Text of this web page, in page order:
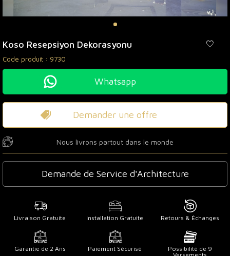
Koso Resepsiyon Dekorasyonu
Code produit : 9730
Whatsapp
Demander une offre
Nous livrons partout dans le monde
Demande de Service d'Architecture
Livraison Gratuite Installation Gratuite Retours & Échanges
Garantie de 2 Ans Paiement Sécurisé
Possibilité de 9